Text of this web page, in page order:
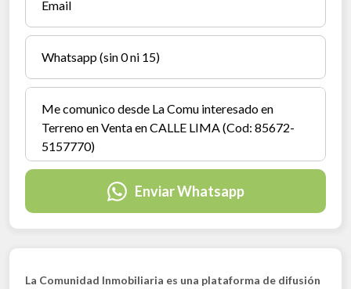
Enviar Whatsapp
La Comunidad Inmobiliaria es una plataforma de difusión